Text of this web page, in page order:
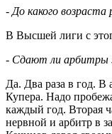
- До какого
В Высшей лиги с
- Сдают ли арбитры
Да. Два раза в год. В
Купера. Надо
каждый год. Вторая
нервной и арбитр в